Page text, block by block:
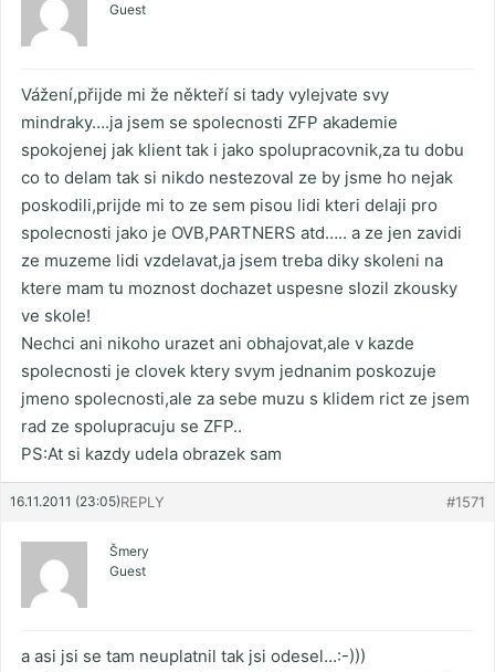
Guest
Vážení,přijde mi že někteří si tady vylejvate svy
mindraky….ja jsem se spolecnosti ZFP akademie
spokojenej jak klient tak i jako spolupracovnik,za tu dobu
co to delam tak si nikdo nestezoval ze by jsme ho nejak
poskodili,prijde mi to ze sem pisou lidi kteri delaji pro
spolecnosti jako je OVB,PARTNERS atd….. a ze jen zavidi
ze muzeme lidi vzdelavat,ja jsem treba diky skoleni na
ktere mam tu moznost dochazet uspesne slozil zkousky
ve skole!
Nechci ani nikoho urazet ani obhajovat,ale v kazde
spolecnosti je clovek ktery svym jednanim poskozuje
jmeno spolecnosti,ale za sebe muzu s klidem rict ze jsem
rad ze spolupracuju se ZFP..
PS:At si kazdy udela obrazek sam
16.11.2011 (23:05) #1571
REPLY
Šmery
Guest
a asi jsi se tam neuplatnil tak jsi odesel…:-)))